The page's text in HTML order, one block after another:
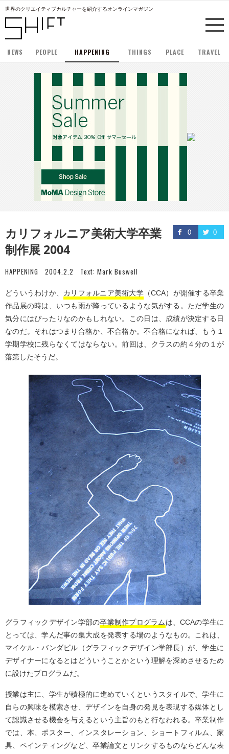
世界のクリエイティブカルチャーを紹介するオンラインマガジン
NEWS PEOPLE HAPPENING THINGS PLACE TRAVEL
0 0
カリフォルニア美術大学卒業
制作展 2004
HAPPENING 2004.2.2 Text: Mark Buswell
どういうわけか、 カリフォルニア美術大学（CCA）が開催する卒業
作品展の時は、いつも雨が降っているような気がする。ただ学生の
気分にはぴったりなのかもしれない。この日は、成績が決定する日
なのだ。それはつまり合格か、不合格か。不合格になれば、もう１
学期学校に残らなくてはならない。前回は、クラスの約４分の１が
落第したそうだ。
グラフィックデザイン学部の卒業制作プログラム は、CCAの学生に
とっては、学んだ事の集大成を発表する場のようなもの。これは、
マイケル・バンダビル（グラフィックデザイン学部長）が、学生に
デザイナーになるとはどういうことかという理解を深めさせるため
に設けたプログラムだ。
授業は主に、学生が積極的に進めていくというスタイルで、学生に
自らの興味を模索させ、デザインを自身の発見を表現する媒体とし
て認識させる機会を与えるという主旨のもと行なわれる。卒業制作
では、本、ポスター、インスタレーション、ショートフィルム、家
具、ペインティングなど、卒業論文とリンクするものならどんな表